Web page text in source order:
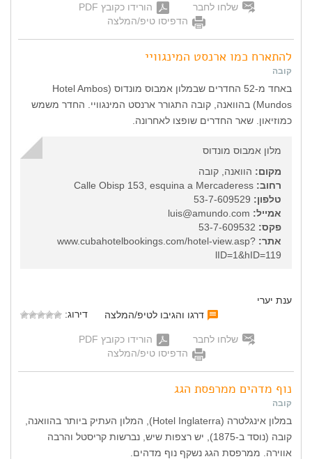
שלחו לחבר
הורידו כקובץ PDF
הדפיסו טיפ/המלצה
להתארח כמו ארנסט המינגוויי
קובה
באחד מ-52 החדרים שבמלון אמבוס מונדוס (Hotel Ambos
Mundos) בהוואנה, קובה התגורר ארנסט המינגוויי. החדר משמש
כמוזיאון. שאר החדרים שופצו לאחרונה.
מלון אמבוס מונדוס
מקום: הוואנה, קובה
רחוב:
טלפון:
אמייל:
פקס:
אתר: www.cubahotelbookings.com/hotel-view.asp?
lID=1&hID=119
ענת יערי
דרגו והגיבו לטיפ/המלצה
דירוג:
שלחו לחבר
הורידו כקובץ PDF
הדפיסו טיפ/המלצה
נוף מדהים ממרפסת הגג
קובה
במלון אינגלטרה (Hotel Inglaterra), המלון העתיק ביותר בהוואנה,
קובה (נוסד ב-1875), יש רצפות שיש, נברשות קריסטל והרבה
אווירה. ממרפסת הגג נשקף נוף מדהים.